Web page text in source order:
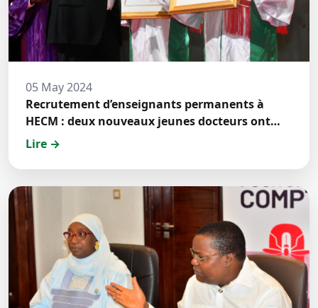
05 May 2024
Recrutement d’enseignants permanents à
HECM : deux nouveaux jeunes docteurs ont
prêté́ serment
Lire →